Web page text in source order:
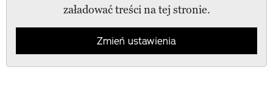
załadować treści na tej stronie.
Zmień ustawienia